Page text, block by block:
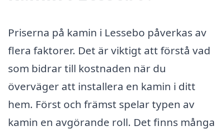
Priserna på kamin i Lessebo påverkas av
flera faktorer. Det är viktigt att förstå vad
som bidrar till kostnaden när du
överväger att installera en kamin i ditt
hem. Först och främst spelar typen av
kamin en avgörande roll. Det finns många